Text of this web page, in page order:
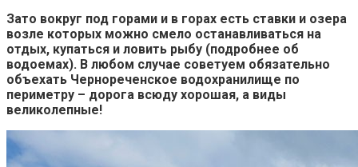
Зато вокруг под горами и в горах есть ставки и озера
возле которых можно смело останавливаться на
отдых, купаться и ловить рыбу (подробнее об
водоемах). В любом случае советуем обязательно
объехать Чернореченское водохранилище по
периметру – дорога всюду хорошая, а виды
великолепные!